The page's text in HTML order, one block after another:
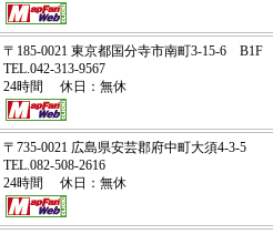
〒185-0021 東京都国分寺市南町3-15-6 B1F
TEL.042-313-9567
24時間 休日：無休
〒735-0021 広島県安芸郡府中町大須4-3-5
TEL.082-508-2616
24時間 休日：無休